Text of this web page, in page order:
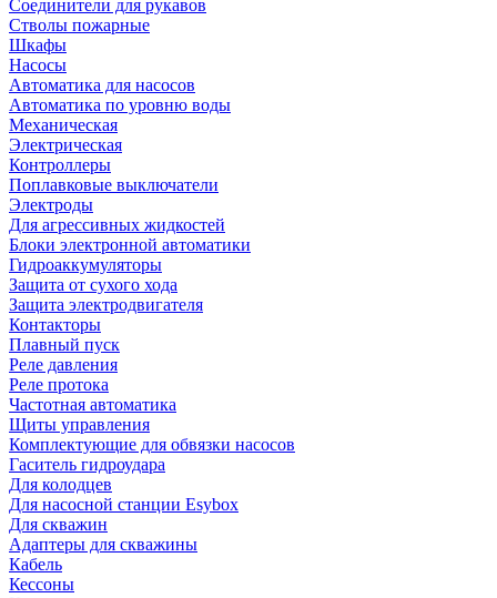
Соединители для рукавов
Стволы пожарные
Шкафы
Насосы
Автоматика для насосов
Автоматика по уровню воды
Механическая
Электрическая
Контроллеры
Поплавковые выключатели
Электроды
Для агрессивных жидкостей
Блоки электронной автоматики
Гидроаккумуляторы
Защита от сухого хода
Защита электродвигателя
Контакторы
Плавный пуск
Реле давления
Реле протока
Частотная автоматика
Щиты управления
Комплектующие для обвязки насосов
Гаситель гидроудара
Для колодцев
Для насосной станции Esybox
Для скважин
Адаптеры для скважины
Кабель
Кессоны